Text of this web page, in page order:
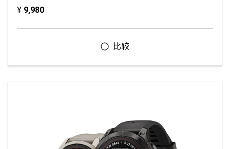
¥ 9,980